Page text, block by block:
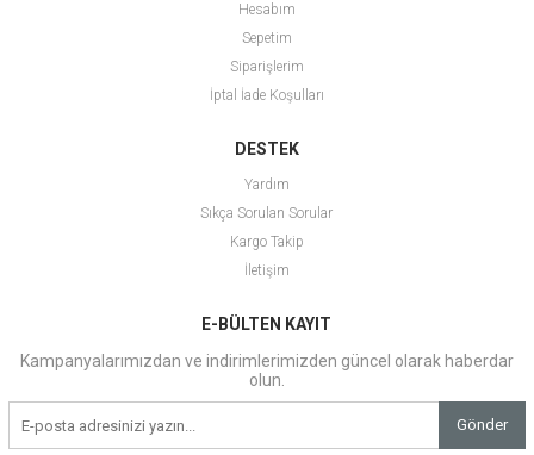
Hesabım
Sepetim
Siparişlerim
İptal İade Koşulları
DESTEK
Yardım
Sıkça Sorulan Sorular
Kargo Takip
İletişim
E-BÜLTEN KAYIT
Kampanyalarımızdan ve indirimlerimizden güncel olarak haberdar
olun.
Gönder